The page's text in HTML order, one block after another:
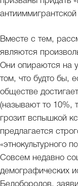
антииммигрантской
Вместе с тем,
являются
Они опираются на
том, что будто бы,
обществе
(называют то 10%,
грозит вспышкой
предлагается
«этнокультурного
Совсем недавно
демографических
Белобородов,